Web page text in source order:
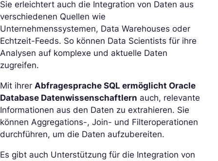
Sie erleichtert auch die Integration von Daten aus
verschiedenen Quellen wie
Unternehmenssystemen, Data Warehouses oder
Echtzeit-Feeds. So können Data Scientists für ihre
Analysen auf komplexe und aktuelle Daten
zugreifen.
Mit ihrer Abfragesprache SQL ermöglicht Oracle
Database Datenwissenschaftlern auch, relevante
Informationen aus den Daten zu extrahieren. Sie
können Aggregations-, Join- und Filteroperationen
durchführen, um die Daten aufzubereiten.
Es gibt auch Unterstützung für die Integration von